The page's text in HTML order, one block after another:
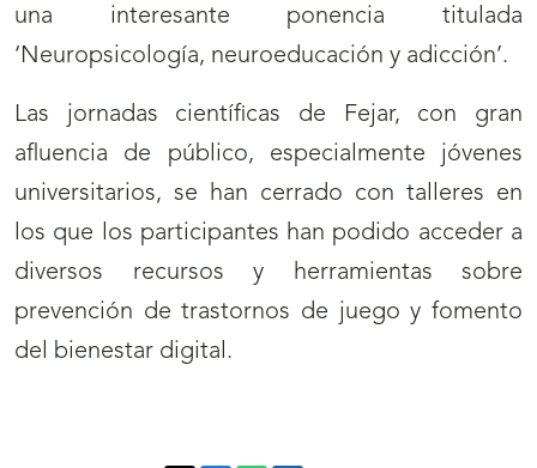
una interesante ponencia titulada
‘Neuropsicología, neuroeducación y adicción’.
Las jornadas científicas de Fejar, con gran
afluencia de público, especialmente jóvenes
universitarios, se han cerrado con talleres en
los que los participantes han podido acceder a
diversos recursos y herramientas sobre
prevención de trastornos de juego y fomento
del bienestar digital.